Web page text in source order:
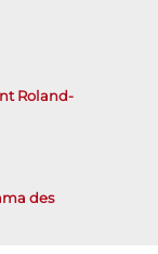
Roland-
des